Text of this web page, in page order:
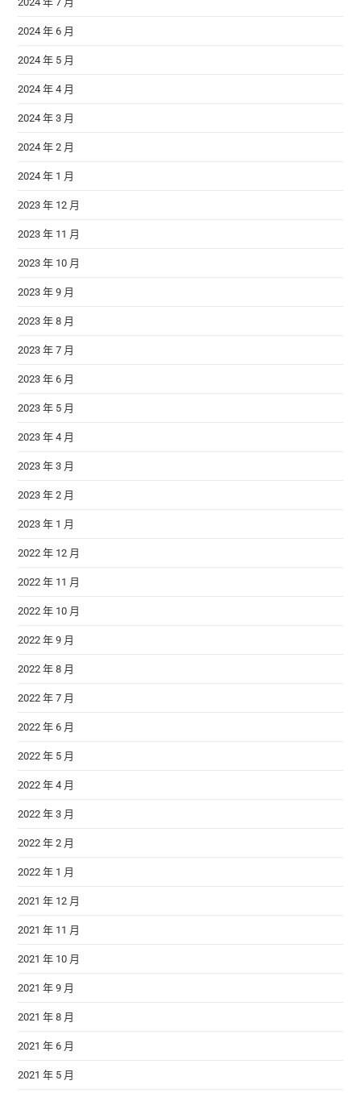
2024 年 6 月
2024 年 5 月
2024 年 4 月
2024 年 3 月
2024 年 2 月
2024 年 1 月
2023 年 12 月
2023 年 11 月
2023 年 10 月
2023 年 9 月
2023 年 8 月
2023 年 7 月
2023 年 6 月
2023 年 5 月
2023 年 4 月
2023 年 3 月
2023 年 2 月
2023 年 1 月
2022 年 12 月
2022 年 11 月
2022 年 10 月
2022 年 9 月
2022 年 8 月
2022 年 7 月
2022 年 6 月
2022 年 5 月
2022 年 4 月
2022 年 3 月
2022 年 2 月
2022 年 1 月
2021 年 12 月
2021 年 11 月
2021 年 10 月
2021 年 9 月
2021 年 8 月
2021 年 6 月
2021 年 5 月